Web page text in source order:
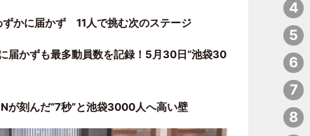
ずかに届かず 11人で挑む次のステージ
届かずも最多動員数を記録！5月30日“池袋30
が刻んだ“7秒”と池袋3000人へ高い壁